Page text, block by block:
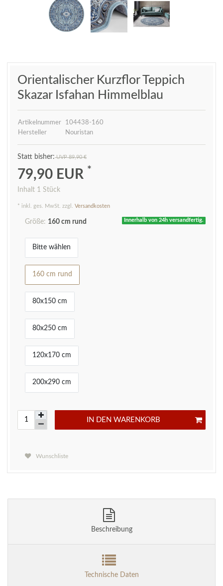
Orientalischer Kurzflor Teppich
Skazar Isfahan Himmelblau
Artikelnummer
104438-160
Hersteller
Nouristan
UVP 89,90 €
79,90 EUR *
Inhalt 1 Stück
* inkl. ges. MwSt. zzgl. Versandkosten
Innerhalb von 24h versandfertig.
Größe: 160 cm rund
Bitte wählen
160 cm rund
80x150 cm
80x250 cm
120x170 cm
200x290 cm
IN DEN WARENKORB
Wunschliste
Beschreibung
Technische Daten